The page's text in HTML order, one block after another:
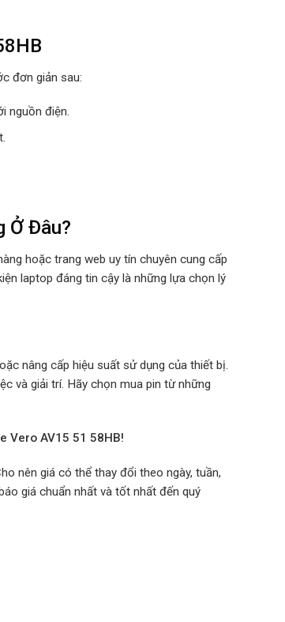
đơn giản sau:
nguồn điện.
Ở Đâu?
hoặc trang web uy tín chuyên cung cấp
laptop đáng tin cậy là những lựa chọn lý
nâng cấp hiệu suất sử dụng của thiết bị.
và giải trí. Hãy chọn mua pin từ những
Vero AV15 51 58HB!
nên giá có thể thay đổi theo ngày, tuần,
giá chuẩn nhất và tốt nhất đến quý